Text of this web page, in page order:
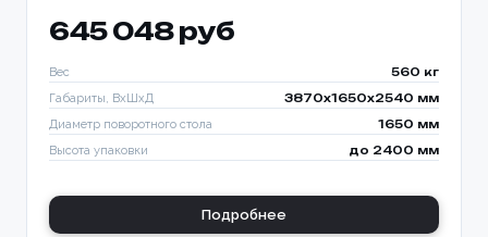
645 048 руб
Вес 560 кг
Габариты, ВхШхД 3870х1650х2540 мм
Диаметр поворотного стола 1650 мм
Высота упаковки до 2400 мм
Подробнее